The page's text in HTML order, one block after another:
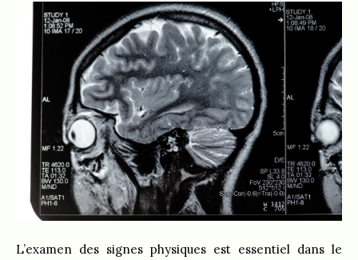
L’examen des signes physiques est essentiel dans le